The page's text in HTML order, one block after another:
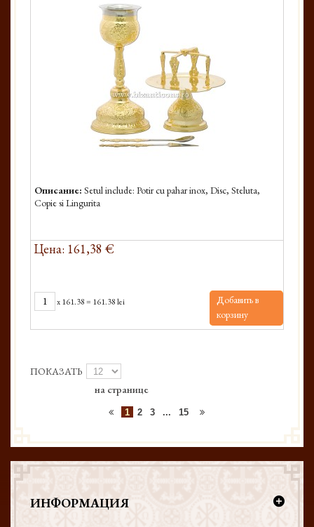
Описание: Setul include: Potir cu pahar inox, Disc, Steluta,
Copie si Lingurita
Цена: 161,38 €
x161.38= 161.38 lei
Добавить в
корзину
ПОКАЗАТЬ
на странице
1 2 3 ... 15
ИНФОРМАЦИЯ